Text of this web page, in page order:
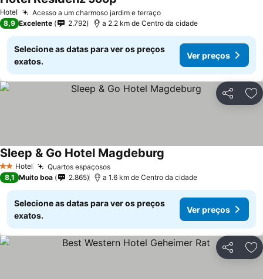
Hotel Acesso a um charmoso jardim e terraço
8,9 Excelente 2.792 a 2.2 km de Centro da cidade
Selecione as datas para ver os preços
exatos.
Ver preços
Partilhar
2 Estrelas
Hotel Quartos espaçosos
Sleep & Go Hotel Magdeburg
8,1 Muito boa 2.865 a 1.6 km de Centro da cidade
Selecione as datas para ver os preços
exatos.
Ver preços
Partilhar